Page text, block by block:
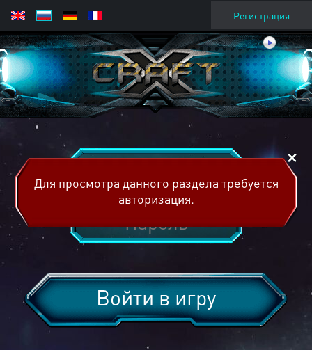
Регистрация
Войти в игру
Для просмотра данного раздела требуется
авторизация.